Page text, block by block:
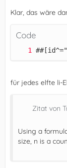
Klar, das wäre
Code
für jedes elfte li-
Zitat von
Using a
size, n is a